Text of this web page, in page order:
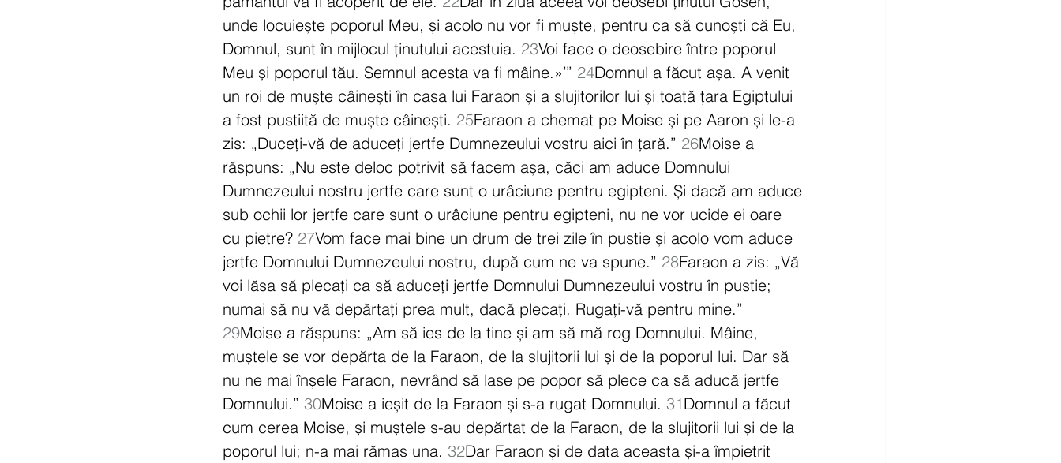
unde locuiește poporul Meu, și acolo nu vor fi muște, pentru ca să cunoști că Eu,
Domnul, sunt în mijlocul ținutului acestuia. 23Voi face o deosebire între poporul
Meu și poporul tău. Semnul acesta va fi mâine.»’” 24Domnul a făcut așa. A venit
un roi de muște câinești în casa lui Faraon și a slujitorilor lui și toată țara Egiptului
a fost pustiită de muște câinești. 25Faraon a chemat pe Moise și pe Aaron și le-a
zis: „Duceți-vă de aduceți jertfe Dumnezeului vostru aici în țară.” 26Moise a
răspuns: „Nu este deloc potrivit să facem așa, căci am aduce Domnului
Dumnezeului nostru jertfe care sunt o urâciune pentru egipteni. Și dacă am aduce
sub ochii lor jertfe care sunt o urâciune pentru egipteni, nu ne vor ucide ei oare
cu pietre? 27Vom face mai bine un drum de trei zile în pustie și acolo vom aduce
jertfe Domnului Dumnezeului nostru, după cum ne va spune.” 28Faraon a zis: „Vă
voi lăsa să plecați ca să aduceți jertfe Domnului Dumnezeului vostru în pustie;
numai să nu vă depărtați prea mult, dacă plecați. Rugați-vă pentru mine.”
29Moise a răspuns: „Am să ies de la tine și am să mă rog Domnului. Mâine,
muștele se vor depărta de la Faraon, de la slujitorii lui și de la poporul lui. Dar să
nu ne mai înșele Faraon, nevrând să lase pe popor să plece ca să aducă jertfe
Domnului.” 30Moise a ieșit de la Faraon și s-a rugat Domnului. 31Domnul a făcut
cum cerea Moise, și muștele s-au depărtat de la Faraon, de la slujitorii lui și de la
poporul lui; n-a mai rămas una. 32Dar Faraon și de data aceasta și-a împietrit